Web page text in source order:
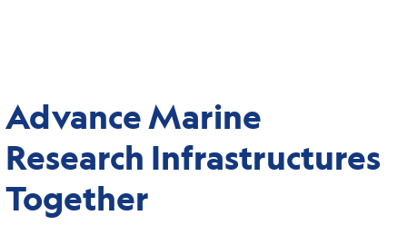
Advance Marine
Research Infrastructures
Together